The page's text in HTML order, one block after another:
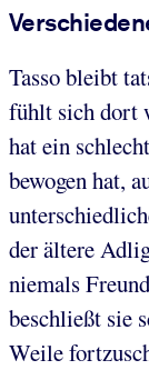
Tasso bleibt
fühlt sich dort
hat ein
bewogen hat,
der ältere
niemals
beschließt sie
Weile